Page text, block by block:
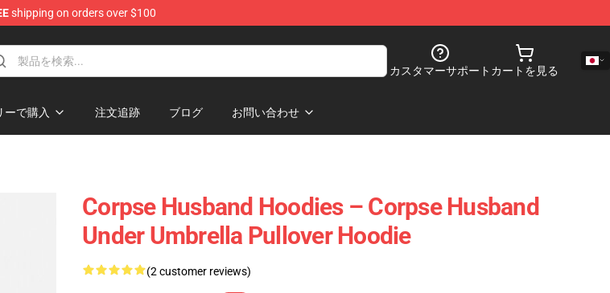
shipping on orders over $100
カスタマーサポート カートを見る
ーで購入 注文追跡 ブログ お問い合わせ
Corpse Husband Hoodies – Corpse Husband
Under Umbrella Pullover Hoodie
(2 customer reviews)